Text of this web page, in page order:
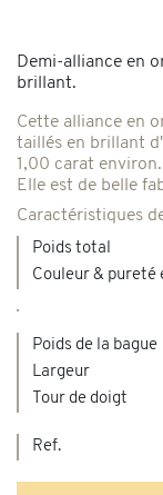
Demi-alliance en
brillant.
Cette alliance en
taillés en brillant
1,00 carat environ.
Elle est de belle
Caractéristiques
Poids total
Couleur & pureté
Poids de la bague
Largeur
Tour de doigt
Ref.